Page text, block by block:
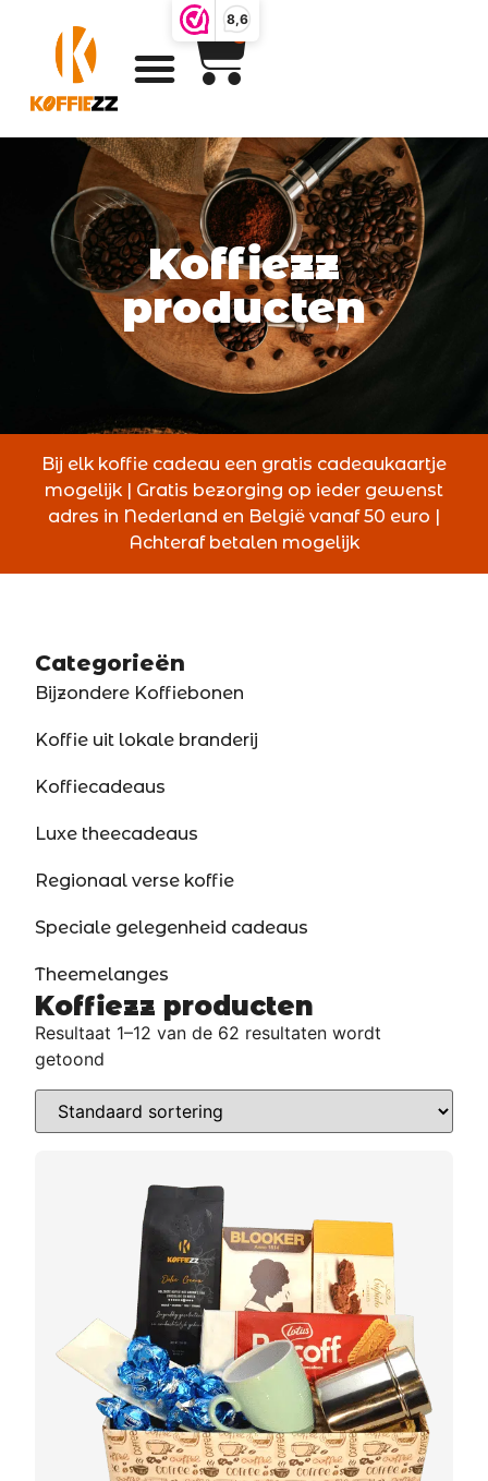
8,6
0
Koffiezz
producten
Bij elk koffie cadeau een gratis cadeaukaartje
mogelijk | Gratis bezorging op ieder gewenst
adres in Nederland en België vanaf 50 euro |
Achteraf betalen mogelijk
Categorieën
Bijzondere Koffiebonen
Koffie uit lokale branderij
Koffiecadeaus
Luxe theecadeaus
Regionaal verse koffie
Speciale gelegenheid cadeaus
Theemelanges
Koffiezz producten
Resultaat 1–12 van de 62 resultaten wordt
getoond